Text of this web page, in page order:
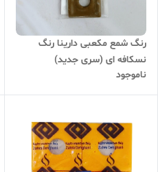
رنگ شمع مکعبی دارینا رنگ
نسکافه ای (سری جدید)
ناموجود